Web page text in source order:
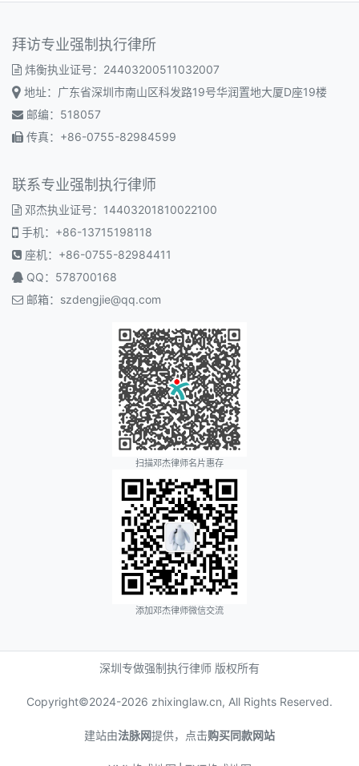
拜访专业强制执行律所
炜衡执业证号：24403200511032007
地址：广东省深圳市南山区科发路19号华润置地大厦D座19楼
邮编：518057
传真：+86-0755-82984599
联系专业强制执行律师
邓杰执业证号：14403201810022100
手机：+86-13715198118
座机：+86-0755-82984411
QQ：578700168
邮箱： szdengjie@qq.com
扫描邓杰律师名片惠存
添加邓杰律师微信交流
深圳专做强制执行律师 版权所有
Copyright©2024-2026 zhixinglaw.cn, All Rights Reserved.
建站由法脉网提供，点击购买同款网站